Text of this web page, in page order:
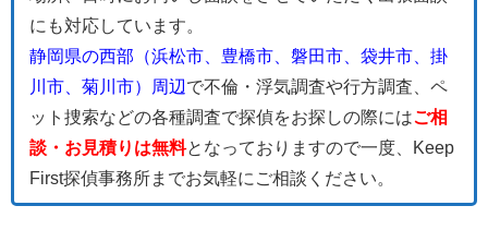
にも対応しています。
静岡県の西部（浜松市、豊橋市、磐田市、袋井市、掛
川市、菊川市）周辺 で不倫・浮気調査や行方調査、ペ
ット捜索などの各種調査で探偵をお探しの際にはご相
談・お見積りは無料となっておりますので一度、Keep
First探偵事務所までお気軽にご相談ください。